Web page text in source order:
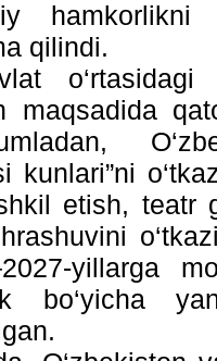
hamkorlikni
qilindi.
o‘rtasidagi
maqsadida
etish, teatr
yillarga
bo‘yicha